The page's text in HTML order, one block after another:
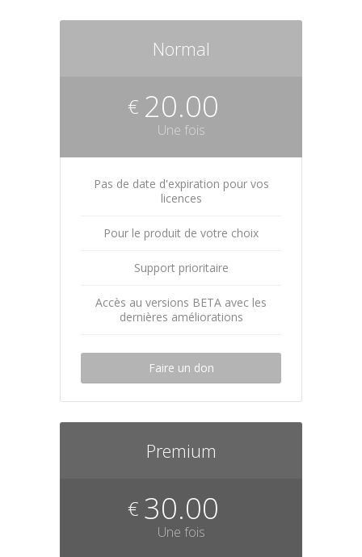
Normal
€ 20.00
Une fois
Pas de date d'expiration pour vos
licences
Pour le produit de votre choix
Support prioritaire
Accès au versions BETA avec les
dernières améliorations
Faire un don
Premium
€ 30.00
Une fois